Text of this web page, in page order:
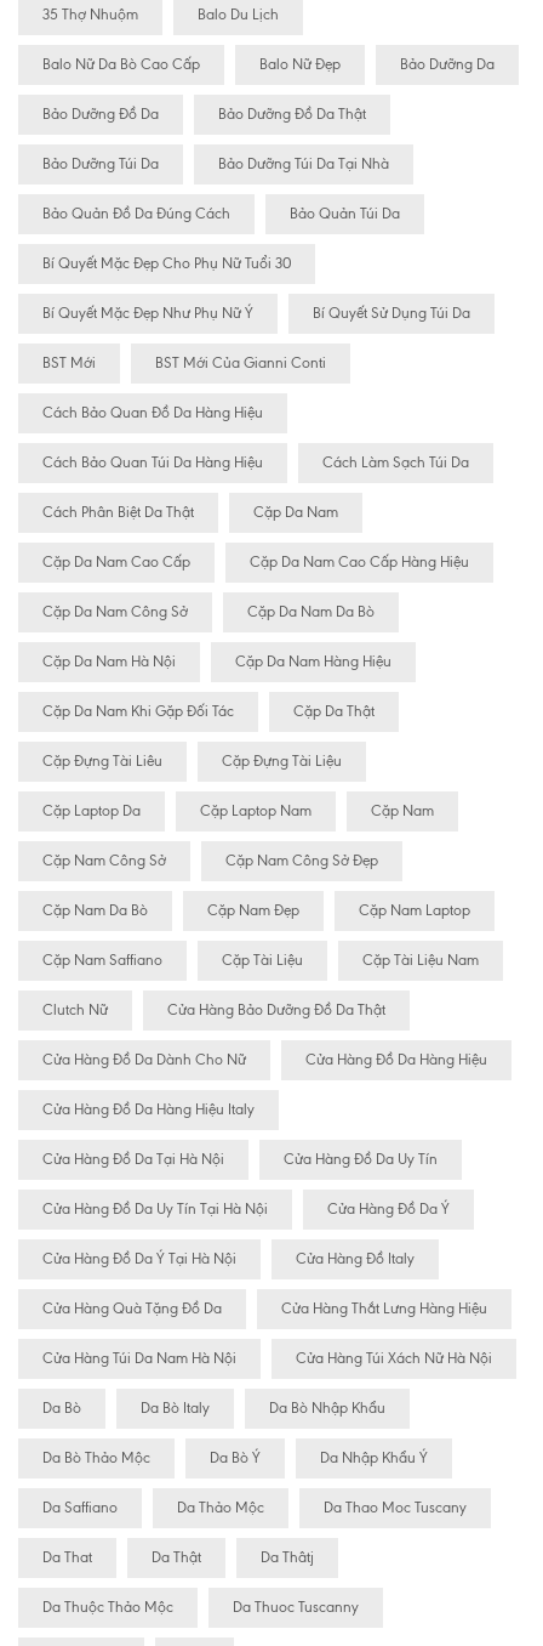
35 Thợ Nhuộm Balo Du Lịch
Balo Nữ Da Bò Cao Cấp Balo Nữ Đẹp Bảo Dưỡng Da
Bảo Dưỡng Đồ Da Bảo Dưỡng Đồ Da Thật
Bảo Dưỡng Túi Da Bảo Dưỡng Túi Da Tại Nhà
Bảo Quản Đồ Da Đúng Cách Bảo Quản Túi Da
Bí Quyết Mặc Đẹp Cho Phụ Nữ Tuổi 30
Bí Quyết Mặc Đẹp Như Phụ Nữ Ý Bí Quyết Sử Dụng Túi Da
BST Mới BST Mới Của Gianni Conti
Cách Bảo Quan Đồ Da Hàng Hiệu
Cách Bảo Quan Túi Da Hàng Hiệu Cách Làm Sạch Túi Da
Cách Phân Biệt Da Thật Cặp Da Nam
Cặp Da Nam Cao Cấp Cặp Da Nam Cao Cấp Hàng Hiệu
Cặp Da Nam Công Sở Cặp Da Nam Da Bò
Cặp Da Nam Hà Nội Cặp Da Nam Hàng Hiệu
Cặp Da Nam Khi Gặp Đối Tác Cặp Da Thật
Cặp Đựng Tài Liêu Cặp Đựng Tài Liệu
Cặp Laptop Da Cặp Laptop Nam Cặp Nam
Cặp Nam Công Sở Cặp Nam Công Sở Đẹp
Cặp Nam Da Bò Cặp Nam Đẹp Cặp Nam Laptop
Cặp Nam Saffiano Cặp Tài Liệu Cặp Tài Liệu Nam
Clutch Nữ Cửa Hàng Bảo Dưỡng Đồ Da Thật
Cửa Hàng Đồ Da Dành Cho Nữ Cửa Hàng Đồ Da Hàng Hiệu
Cửa Hàng Đồ Da Hàng Hiệu Italy
Cửa Hàng Đồ Da Tại Hà Nội Cửa Hàng Đồ Da Uy Tín
Cửa Hàng Đồ Da Uy Tín Tại Hà Nội Cửa Hàng Đồ Da Ý
Cửa Hàng Đồ Da Ý Tại Hà Nội Cửa Hàng Đồ Italy
Cửa Hàng Quà Tặng Đồ Da Cửa Hàng Thắt Lưng Hàng Hiệu
Cửa Hàng Túi Da Nam Hà Nội Cửa Hàng Túi Xách Nữ Hà Nội
Da Bò Da Bò Italy Da Bò Nhập Khẩu
Da Bò Thảo Mộc Da Bò Ý Da Nhập Khẩu Ý
Da Saffiano Da Thảo Mộc Da Thao Moc Tuscany
Da That Da Thật Da Thâtj
Da Thuộc Thảo Mộc Da Thuoc Tuscanny